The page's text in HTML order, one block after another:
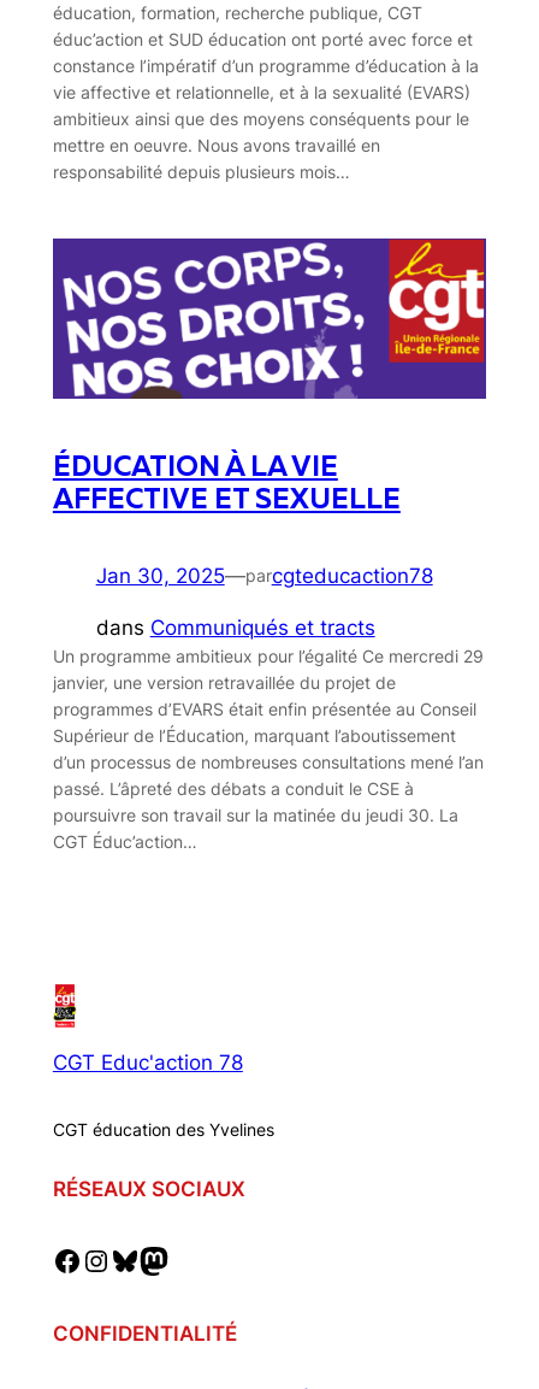
éducation, formation, recherche publique, CGT
éduc’action et SUD éducation ont porté avec force et
constance l’impératif d’un programme d’éducation à la
vie affective et relationnelle, et à la sexualité (EVARS)
ambitieux ainsi que des moyens conséquents pour le
mettre en oeuvre. Nous avons travaillé en
responsabilité depuis plusieurs mois…
ÉDUCATION À LA VIE
AFFECTIVE ET SEXUELLE
Jan 30, 2025—parcgteducaction78
dans Communiqués et tracts
Un programme ambitieux pour l’égalité Ce mercredi 29
janvier, une version retravaillée du projet de
programmes d’EVARS était enfin présentée au Conseil
Supérieur de l’Éducation, marquant l’aboutissement
d’un processus de nombreuses consultations mené l’an
passé. L’âpreté des débats a conduit le CSE à
poursuivre son travail sur la matinée du jeudi 30. La
CGT Éduc’action…
CGT Educ'action 78
CGT éducation des Yvelines
RÉSEAUX SOCIAUX
Facebook Instagram Bluesky Mastodon
CONFIDENTIALITÉ